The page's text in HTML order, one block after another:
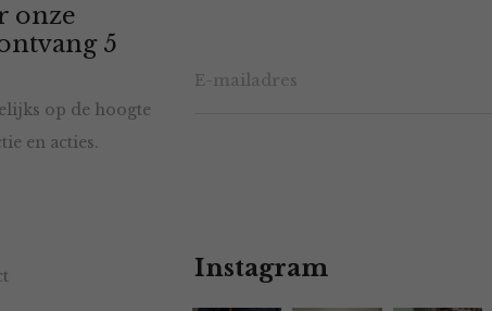
onze
5
op de hoogte
en acties.
Instagram